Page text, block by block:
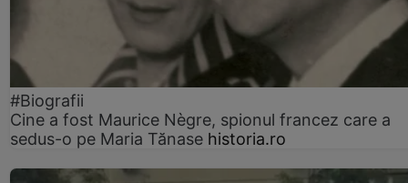
#Biografii
Cine a fost Maurice Nègre, spionul francez care a
sedus-o pe Maria Tănase historia.ro